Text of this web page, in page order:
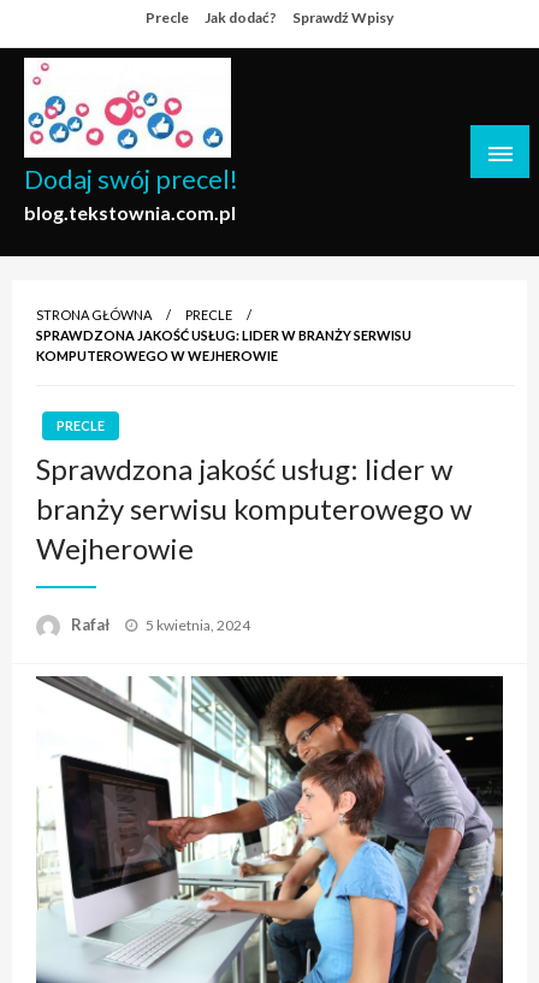
to
content
Precle Jak dodać? Sprawdź Wpisy
Dodaj swój precel!
blog.tekstownia.com.pl
STRONA GŁÓWNA
PRECLE
SPRAWDZONA JAKOŚĆ USŁUG: LIDER W BRANŻY SERWISU
KOMPUTEROWEGO W WEJHEROWIE
PRECLE
Sprawdzona jakość usług: lider w
branży serwisu komputerowego w
Wejherowie
Rafał
Opublikowane
5 kwietnia, 2024